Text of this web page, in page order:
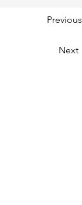
Previous
Next